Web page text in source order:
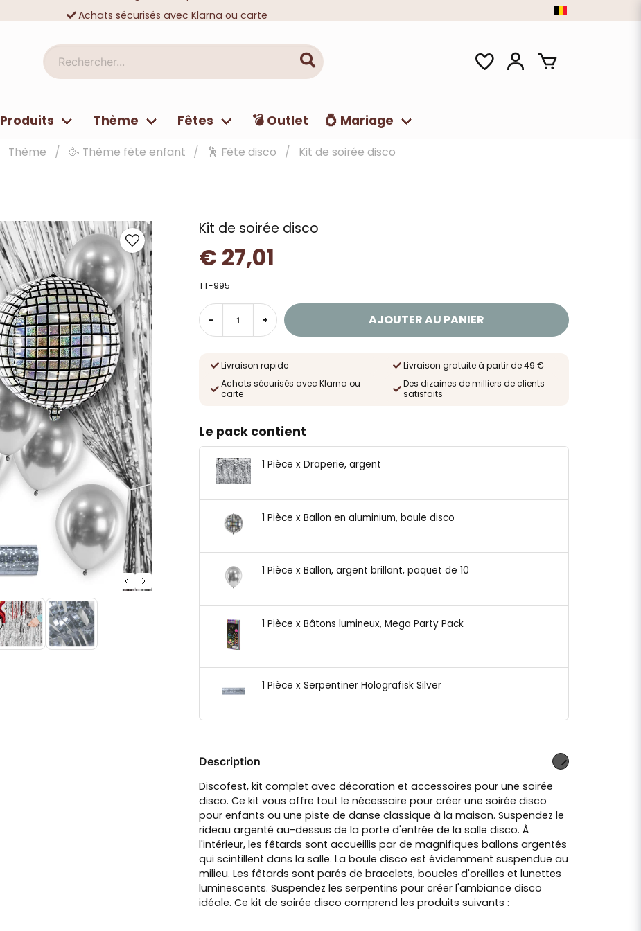
Achats sécurisés avec Klarna ou carte
Rechercher...
Produits Thème Fêtes 💣 Outlet 💍 Mariage
Thème 🥳 Thème fête enfant 🕺 Fête disco Kit de soirée disco
Kit de soirée disco
€ 27,01
TT-995
- + AJOUTER AU PANIER
Livraison rapide
Livraison gratuite à partir de 49 €
Achats sécurisés avec Klarna ou
carte
Des dizaines de milliers de clients
satisfaits
Le pack contient
1 Pièce x Draperie, argent
1 Pièce x Ballon en aluminium, boule disco
1 Pièce x Ballon, argent brillant, paquet de 10
1 Pièce x Bâtons lumineux, Mega Party Pack
1 Pièce x Serpentiner Holografisk Silver
Description
Discofest, kit complet avec décoration et accessoires pour une soirée
disco. Ce kit vous offre tout le nécessaire pour créer une soirée disco
pour enfants ou une piste de danse classique à la maison. Suspendez le
rideau argenté au-dessus de la porte d'entrée de la salle disco. À
l'intérieur, les fêtards sont accueillis par de magnifiques ballons argentés
qui scintillent dans la salle. La boule disco est évidemment suspendue au
milieu. Les fêtards sont parés de bracelets, boucles d'oreilles et lunettes
luminescents. Suspendez les serpentins pour créer l'ambiance disco
idéale. Ce kit de soirée disco comprend les produits suivants :